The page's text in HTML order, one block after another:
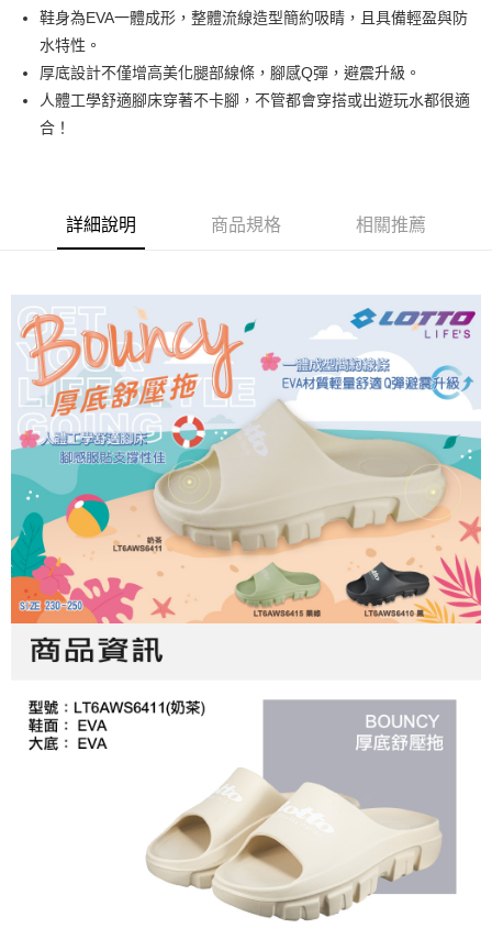
付款後7-11取貨
每筆NT$80，滿NT$1,500(含以上)免運費
宅配
每筆NT$80，滿NT$1,000(含以上)免運費
鞋身為EVA一體成形，整體流線造型簡約吸睛，且具備輕盈與防
水特性。
厚底設計不僅增高美化腿部線條，腳感Q彈，避震升級。
人體工學舒適腳床穿著不卡腳，不管都會穿搭或出遊玩水都很適
合！
詳細說明 商品規格 相關推薦